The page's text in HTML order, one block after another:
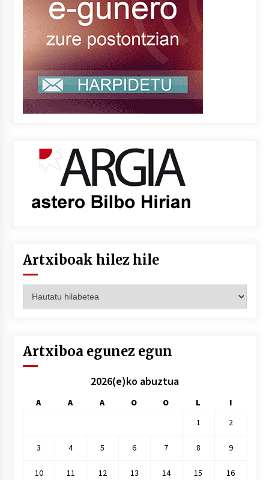
Artxiboak hilez hile
hilez
Artxiboa egunez egun
2026(e)ko abuztua
A A A O O L
I
1
2
3 4 5 6 7 8 9
10 11 12 13 14 15 16